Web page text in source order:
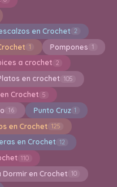
en Crochet 2
1 Pompones 1
a crochet 2
en crochet 105
Crochet 5
16 Punto Cruz 1
en Crochet 125
en Crochet 12
110
Dormir en Crochet 10